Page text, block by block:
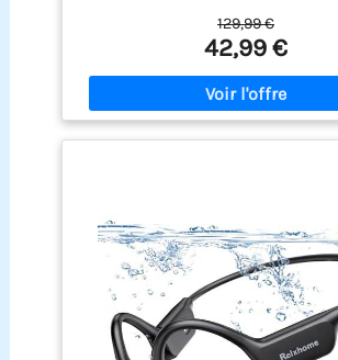
mémoire 8 Go et profitez de vos
smartphone. Remarque : le
fonctionne pas sous l’eau. IPX8
piscine & sport – Conçu comme
conduction osseuse natation,
et écouteur piscine waterproof. La
ouverte – La conduction osseuse garde
libres, sans embout intra-
réduire la pression et mieux
l’environnement. Pratique comme
Ear sport pour course à pied,
cyclisme, vélo et salle de sport.
micro anti-vent – Profitez jusqu’à 12
129,99 €
42,99 €